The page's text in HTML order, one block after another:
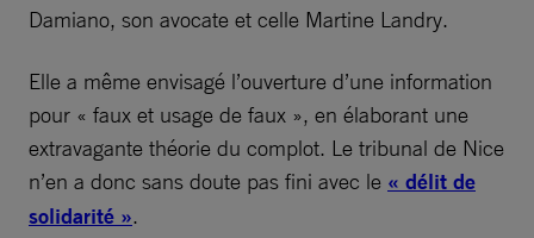
Damiano, son avocate et celle Martine Landry.
Elle a même envisagé l’ouverture d’une information
pour « faux et usage de faux », en élaborant une
extravagante théorie du complot. Le tribunal de Nice
n’en a donc sans doute pas fini avec le « délit de
solidarité ».